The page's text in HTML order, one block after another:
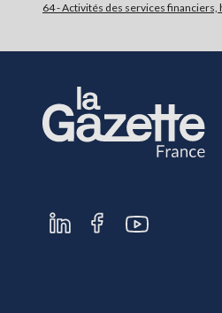
64 - Activités des services